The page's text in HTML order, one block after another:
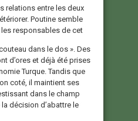
relations entre les deux
Poutine semble
responsables de cet
dans le dos ». Des
d’ores et déjà été prises
Turque. Tandis que
coté, il maintient ses
dans le champ
décision d’abattre le